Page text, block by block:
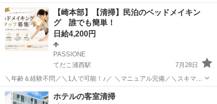
紹介文と一緒に応募お願いします。 定型文には返信致しません🙇 18
歳〜35歳まで ⭐︎週払いｏｋ ⭐︎正社員登録制度あり ⭐︎未経験者歓迎 仕事
内容 洗車、...
沖縄 うるま市 てだこ浦西駅 清掃
【崎本部】【清掃】民泊のベッドメイキン
グ 誰でも簡単！
日給4,200円
PASSIONE
てだこ浦西駅
7月28日
＼年齢＆経験不問／＼1人で可能！♪／ ＼マニュアル完備／＼スキマ時
間のお小遣い稼ぎ！／ ※業務委託なので履歴書不要！ 民泊のチェック
アウト後清掃_1室2時間程のお仕事です♪ 民泊のチェックアウト後の清
沖縄 国頭郡 てだこ浦西駅
ホテルの客室清掃